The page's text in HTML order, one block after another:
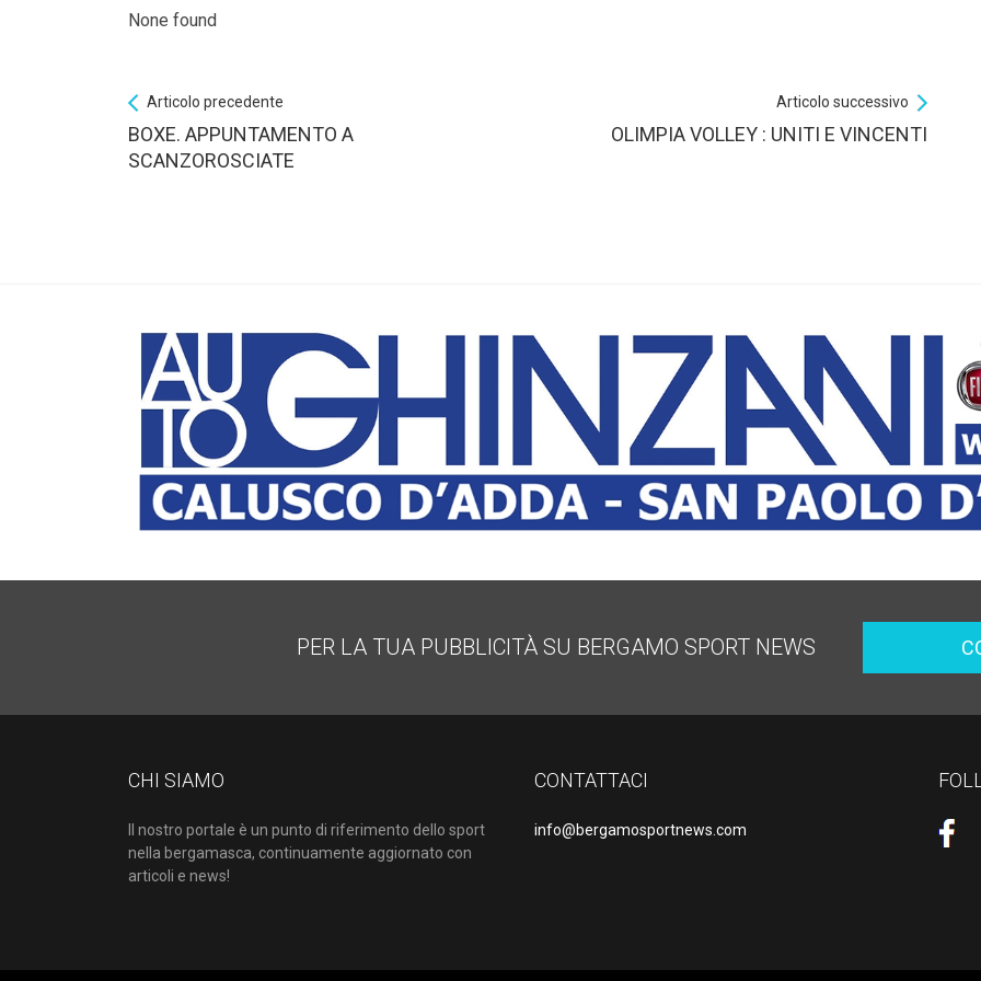
None found
Articolo precedente
BOXE. APPUNTAMENTO A
SCANZOROSCIATE
Articolo successivo
OLIMPIA VOLLEY : UNITI E VINCENTI
PER LA TUA PUBBLICITÀ SU BERGAMO SPORT NEWS
CHI SIAMO
Il nostro portale è un punto di riferimento dello sport
nella bergamasca, continuamente aggiornato con
articoli e news!
CONTATTACI
info@bergamosportnews.com